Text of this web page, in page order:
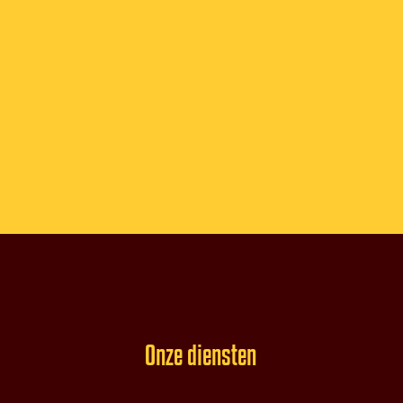
Onze diensten